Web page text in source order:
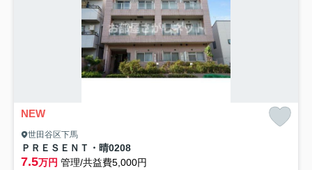
NEW
世田谷区下馬
ＰＲＥＳＥＮＴ・晴0208
7.5万円 管理/共益費5,000円